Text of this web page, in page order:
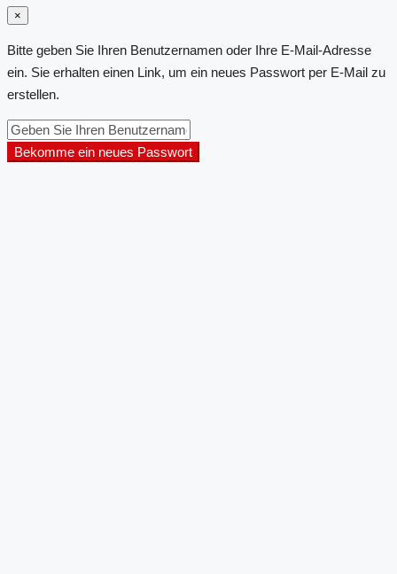
×
Bitte geben Sie Ihren Benutzernamen oder Ihre E-Mail-Adresse
ein. Sie erhalten einen Link, um ein neues Passwort per E-Mail zu
erstellen.
Bekomme ein neues Passwort